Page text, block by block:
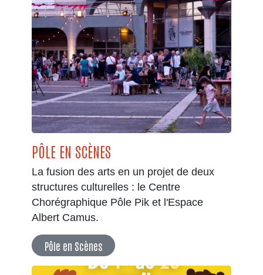
PÔLE EN SCÈNES
La fusion des arts en un projet de deux
structures culturelles : le Centre
Chorégraphique Pôle Pik et l'Espace
Albert Camus.
Pôle en Scènes